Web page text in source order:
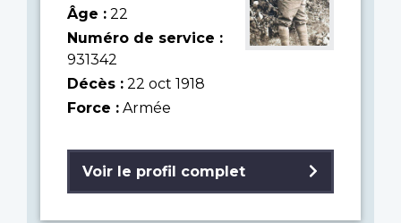
Âge : 22
Numéro de service :
931342
Décès : 22 oct 1918
Force : Armée
Voir le profil complet